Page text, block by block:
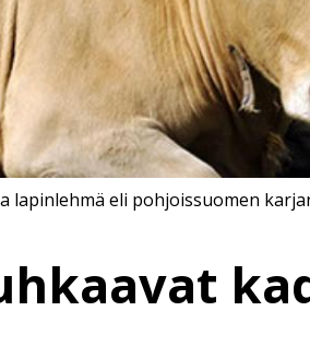
lapinlehmä eli pohjoissuomen